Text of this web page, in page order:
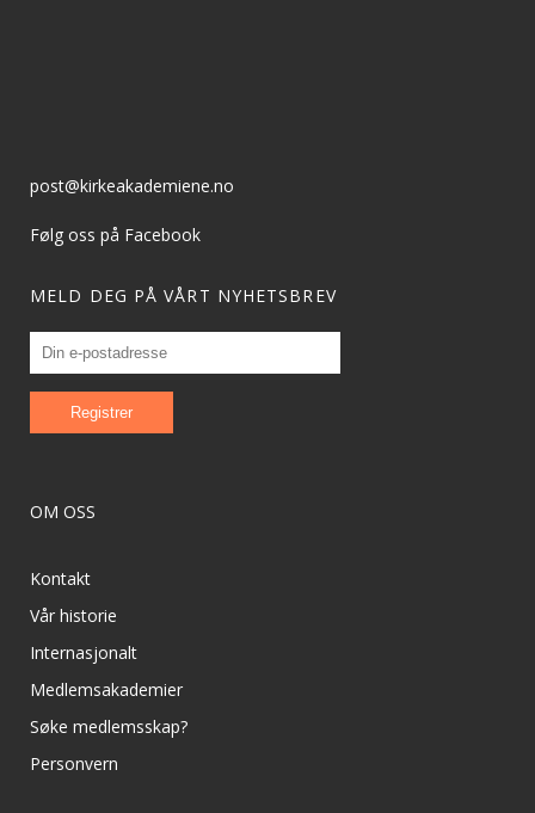
post@kirkeakademiene.no
Følg oss på Facebook
MELD DEG PÅ VÅRT NYHETSBREV
OM OSS
Kontakt
Vår historie
Internasjonalt
Medlemsakademier
Søke medlemsskap?
Personvern